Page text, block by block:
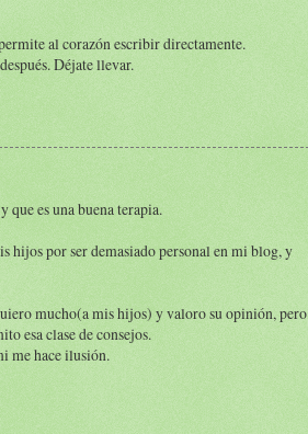
al corazón escribir directamente.
Déjate llevar.
que es una buena terapia.
hijos por ser demasiado personal en mi blog, y
mucho(a mis hijos) y valoro su opinión, pero
esa clase de consejos.
me hace ilusión.